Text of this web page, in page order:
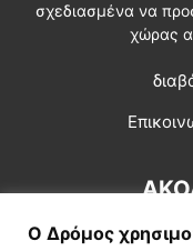
σχεδιασμένα να
χώρας
Ο Δρόμος